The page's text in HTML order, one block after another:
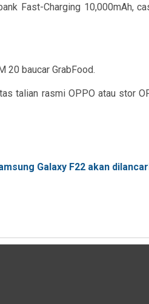
Fast-Charging 10,000mAh,
20 baucar GrabFood.
talian rasmi OPPO atau stor
Galaxy F22 akan